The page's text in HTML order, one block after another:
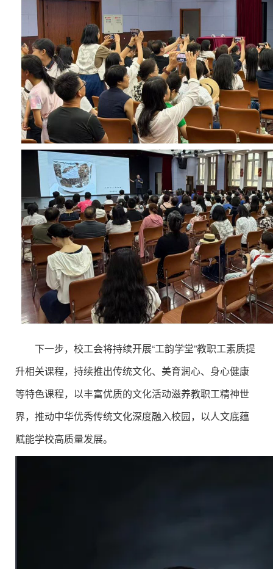
下一步，校工会将持续开展“工韵学堂”教职工素质提
升相关课程，持续推出传统文化、美育润心、身心健康
等特色课程，以丰富优质的文化活动滋养教职工精神世
界，推动中华优秀传统文化深度融入校园，以人文底蕴
赋能学校高质量发展。